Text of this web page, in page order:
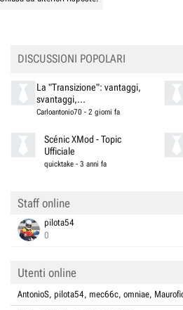
DISCUSSIONI POPOLARI
La "Transizione": vantaggi,
svantaggi,...
Carloantonio70 - 2 giorni fa
Scénic XMod - Topic
Ufficiale
quicktake -3 anni fa
Staff online
pilota54
0
Utenti online
AntonioS pilota54 mec66c omniae